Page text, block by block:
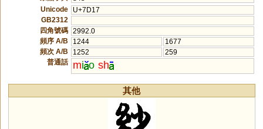
Unicode
U+7D17
GB2312
四角號碼 2992.0
頻序 A/B
1244
1677
頻次 A/B
1252
259
普通話
mi o sh
其他